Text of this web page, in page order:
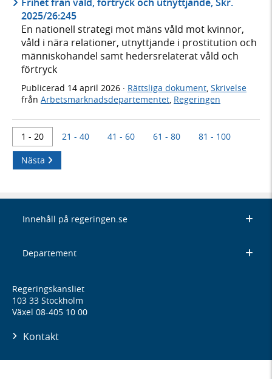
2025/26:245
En nationell strategi mot mäns våld mot kvinnor,
våld i nära relationer, utnyttjande i prostitution och
människohandel samt hedersrelaterat våld och
förtryck
Publicerad 14 april 2026 · Rättsliga dokument, Skrivelse
från Arbetsmarknadsdepartementet, Regeringen
1 - 20 21 - 40 41 - 60 61 - 80 81 - 100
Nästa
Innehåll på regeringen.se
Departement
Regeringskansliet
103 33 Stockholm
Växel 08-405 10 00
Kontakt